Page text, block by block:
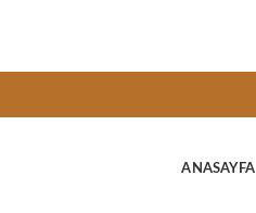
ANASAYFA